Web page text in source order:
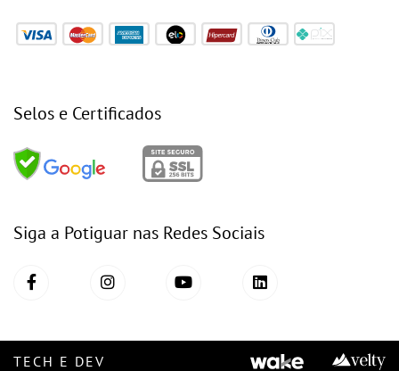
Selos e Certificados
Siga a Potiguar nas Redes Sociais
TECH E DEV